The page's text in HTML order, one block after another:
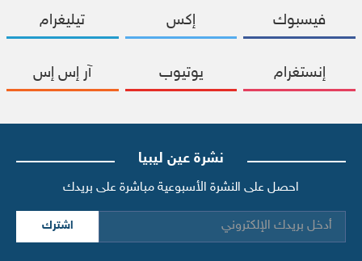
فيسبوك إكس تيليغرام
إنستغرام يوتيوب آر إس إس
نشرة عين ليبيا
احصل على النشرة الأسبوعية مباشرة على بريدك
اشترك